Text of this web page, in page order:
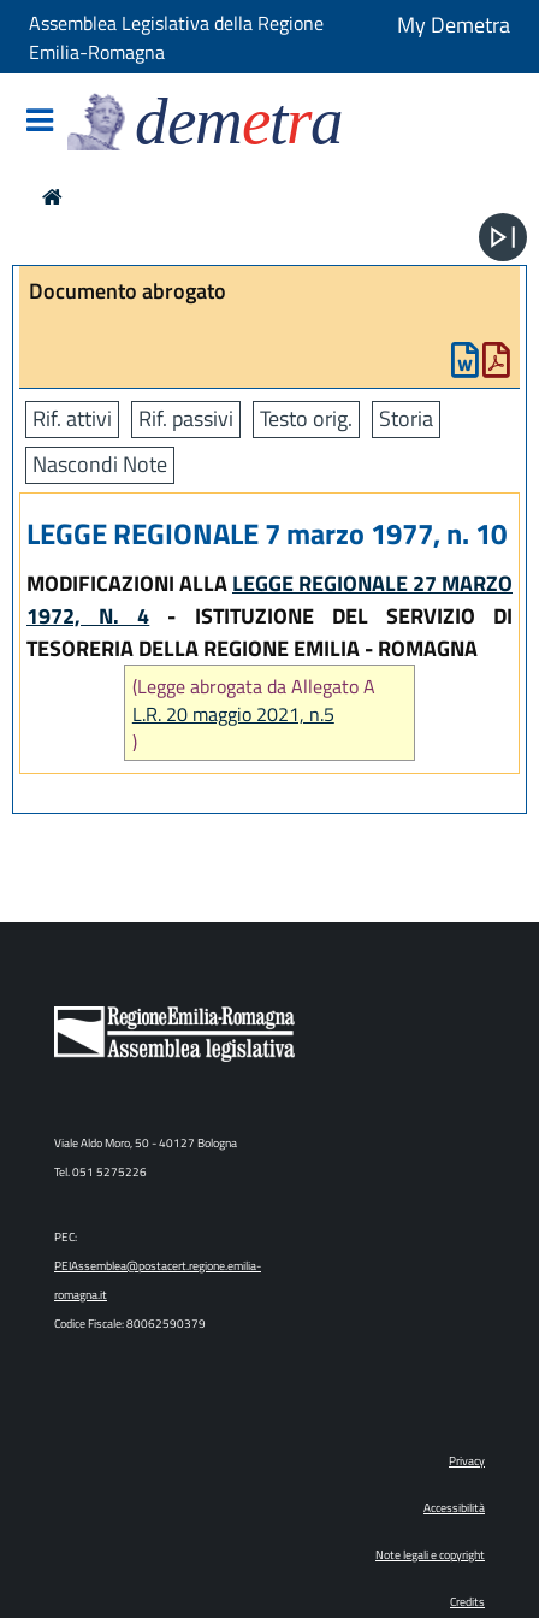
Assemblea Legislativa della Regione
Emilia-Romagna
My Demetra
demetra
Documento abrogato
Rif. attivi Rif. passivi Testo orig.
Storia
Nascondi Note
LEGGE REGIONALE 7 marzo 1977, n. 10
MODIFICAZIONI ALLALEGGE REGIONALE 27 MARZO
1972, N. 4 - ISTITUZIONE DEL SERVIZIO DI
TESORERIA DELLA REGIONE EMILIA - ROMAGNA
(Legge abrogata da Allegato A
L.R. 20 maggio 2021, n.5
)
Viale Aldo Moro, 50 - 40127 Bologna
Tel. 051 5275226
PEC:
PEIAssemblea@postacert.regione.emilia-
romagna.it
Codice Fiscale: 80062590379
Privacy
Accessibilità
Note legali e copyright
Credits